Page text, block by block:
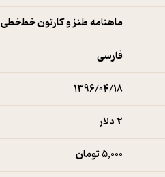
ماهنامه طنز و کارتون خط‌خطی
فارسی
۱۳۹۶/۰۴/۱۸
2 دلار
5,000 تومان